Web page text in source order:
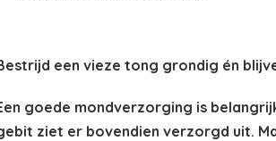
een vieze tong grondig én
goede mondverzorging is
ziet er bovendien verzorgd uit.